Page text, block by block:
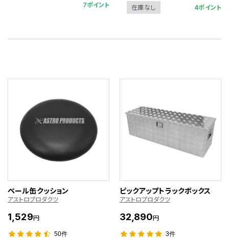
7ポイント 在庫なし 4ポイント
ペール缶クッション
アストロプロダクツ
1,529円
50件
ピックアップトラックボックス
アストロプロダクツ
32,890円
3件